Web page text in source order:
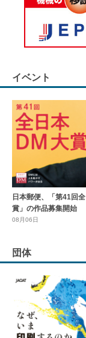
イベント
日本郵便、「第41回
賞」の作品募集開始
08月06日
団体